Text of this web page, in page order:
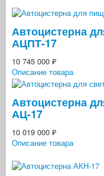
Автоцистерна
АЦПТ-17
10 745 000 ₽
Описание товара
Автоцистерна
АЦ-17
10 019 000 ₽
Описание товара